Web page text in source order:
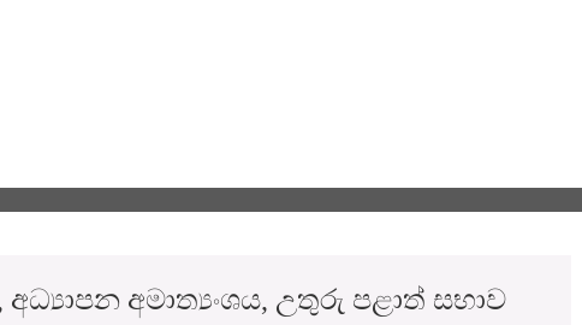
අමාත්‍යංශය, උතුරු පළාත් සභාව